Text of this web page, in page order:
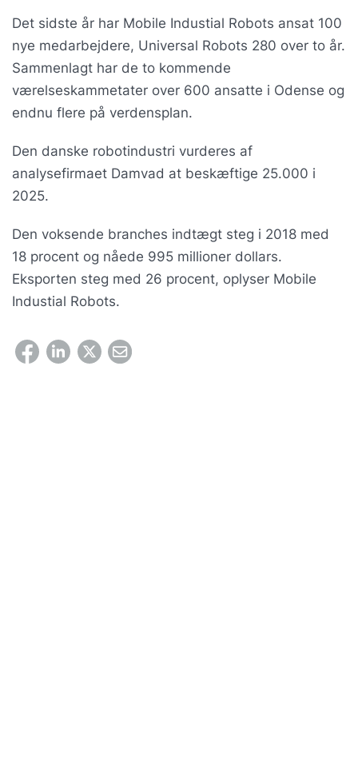
Det sidste år har Mobile Industial Robots ansat 100
nye medarbejdere, Universal Robots 280 over to år.
Sammenlagt har de to kommende
værelseskammetater over 600 ansatte i Odense og
endnu flere på verdensplan.
Den danske robotindustri vurderes af
analysefirmaet Damvad at beskæftige 25.000 i
2025.
Den voksende branches indtægt steg i 2018 med
18 procent og nåede 995 millioner dollars.
Eksporten steg med 26 procent, oplyser Mobile
Industial Robots.